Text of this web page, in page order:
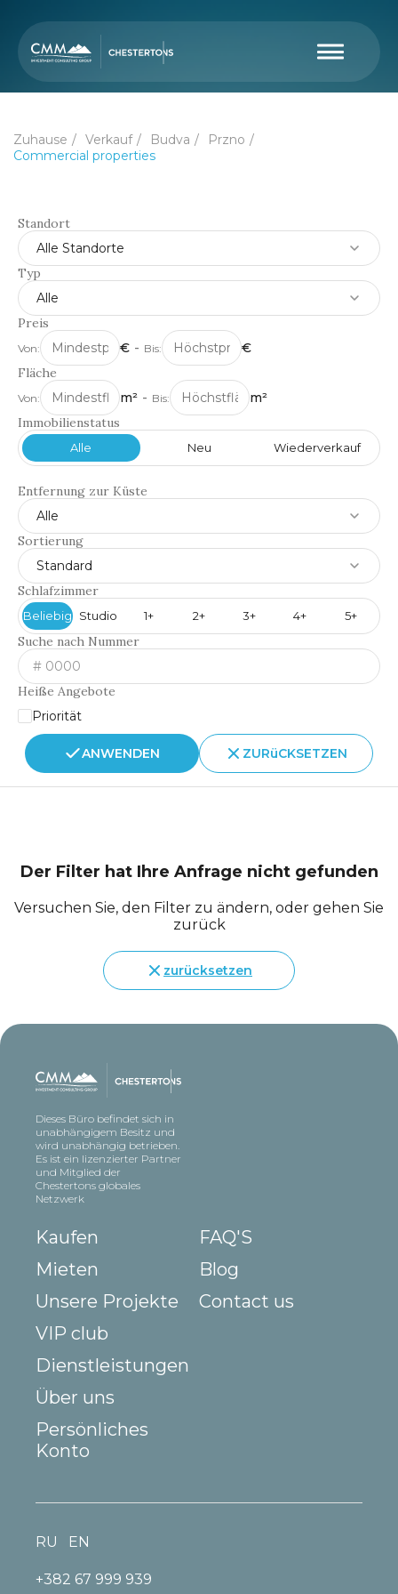
Zuhause Verkauf Budva
Przno
Commercial properties
Standort
Alle Standorte
Typ
Alle
Preis
Von: € - Bis:
€
Fläche
Von: m² - Bis:
m²
Immobilienstatus
Alle Neu Wiederverkauf
Entfernung zur Küste
Alle
Sortierung
Standard
Schlafzimmer
Beliebig Studio 1+ 2+ 3+ 4+ 5+
Suche nach Nummer
Heiße Angebote
Priorität
ANWENDEN ZURüCKSETZEN
Der Filter hat Ihre Anfrage nicht gefunden
Versuchen Sie, den Filter zu ändern, oder gehen Sie
zurück
zurücksetzen
Dieses Büro befindet sich in
unabhängigem Besitz und
wird unabhängig betrieben.
Es ist ein lizenzierter Partner
und Mitglied der
Chestertons globales
Netzwerk
Kaufen
Mieten
Unsere Projekte
VIP club
Dienstleistungen
Über uns
FAQ'S
Blog
Contact us
Persönliches
Konto
+382 67 999 939
RU EN